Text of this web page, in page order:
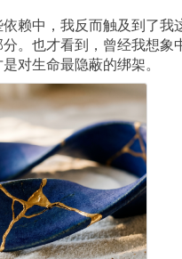
赖中，我反而触及到了我
。也才看到，曾经我想象
对生命最隐蔽的绑架。